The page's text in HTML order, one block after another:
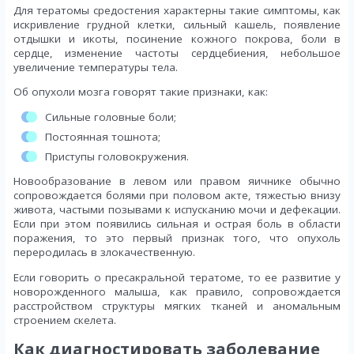
Для тератомы средостения характерны такие симптомы, как
искривление грудной клетки, сильный кашель, появление
отдышки и икоты, посинение кожного покрова, боли в
сердце, изменение частоты сердцебиения, небольшое
увеличение температуры тела.
Об опухоли мозга говорят такие признаки, как:
Сильные головные боли;
Постоянная тошнота;
Приступы головокружения.
Новообразование в левом или правом яичнике обычно
сопровождается болями при половом акте, тяжестью внизу
живота, частыми позывами к испусканию мочи и дефекации.
Если при этом появились сильная и острая боль в области
поражения, то это первый признак того, что опухоль
переродилась в злокачественную.
Если говорить о пресакральной тератоме, то ее развитие у
новорожденного малыша, как правило, сопровождается
расстройством структуры мягких тканей и аномальным
строением скелета.
Как диагностировать заболевание